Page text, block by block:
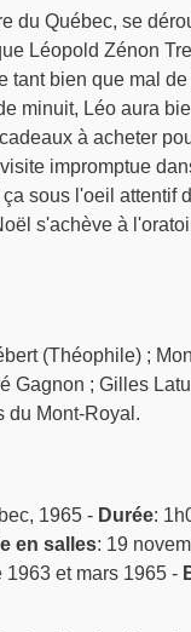
du Québec, se
Léopold Zénon
tant bien que mal
minuit, Léo aura
à acheter
impromptue
sous l'oeil attentif
s'achève à
(Théophile) ;
Gagnon ; Gilles
du Mont-Royal.
1965 - Durée:
en salles: 19
1963 et mars 1965 -